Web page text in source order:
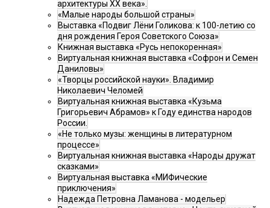
архитектуры XX века».
«Малые народы большой страны»
Выставка «Подвиг Лёни Голикова: к 100-летию со
дня рождения Героя Советского Союза»
Книжная выставка «Русь непокоренная»
Виртуальная книжная выставка «Софрон и Семен
Даниловы»
«Творцы российской науки». Владимир
Николаевич Челомей
Виртуальная книжная выставка «Кузьма
Григорьевич Абрамов» к Году единства народов
России.
«Не только музы: женщины в литературном
процессе»
Виртуальная книжная выставка «Народы дружат
сказками»
Виртуальная выставка «МИФические
приключения»
Надежда Петровна Ламанова - модельер